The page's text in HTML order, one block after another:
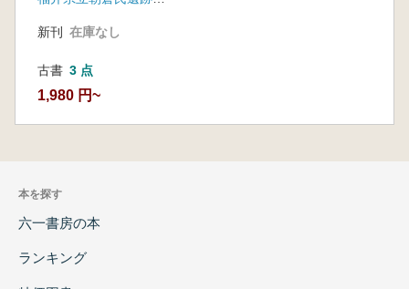
新刊 在庫なし
古書 3 点
1,980 円~
本を探す
六一書房の本
ランキング